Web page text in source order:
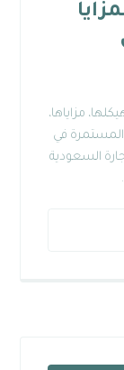
مزاياها،
المستمرة في
السعودية